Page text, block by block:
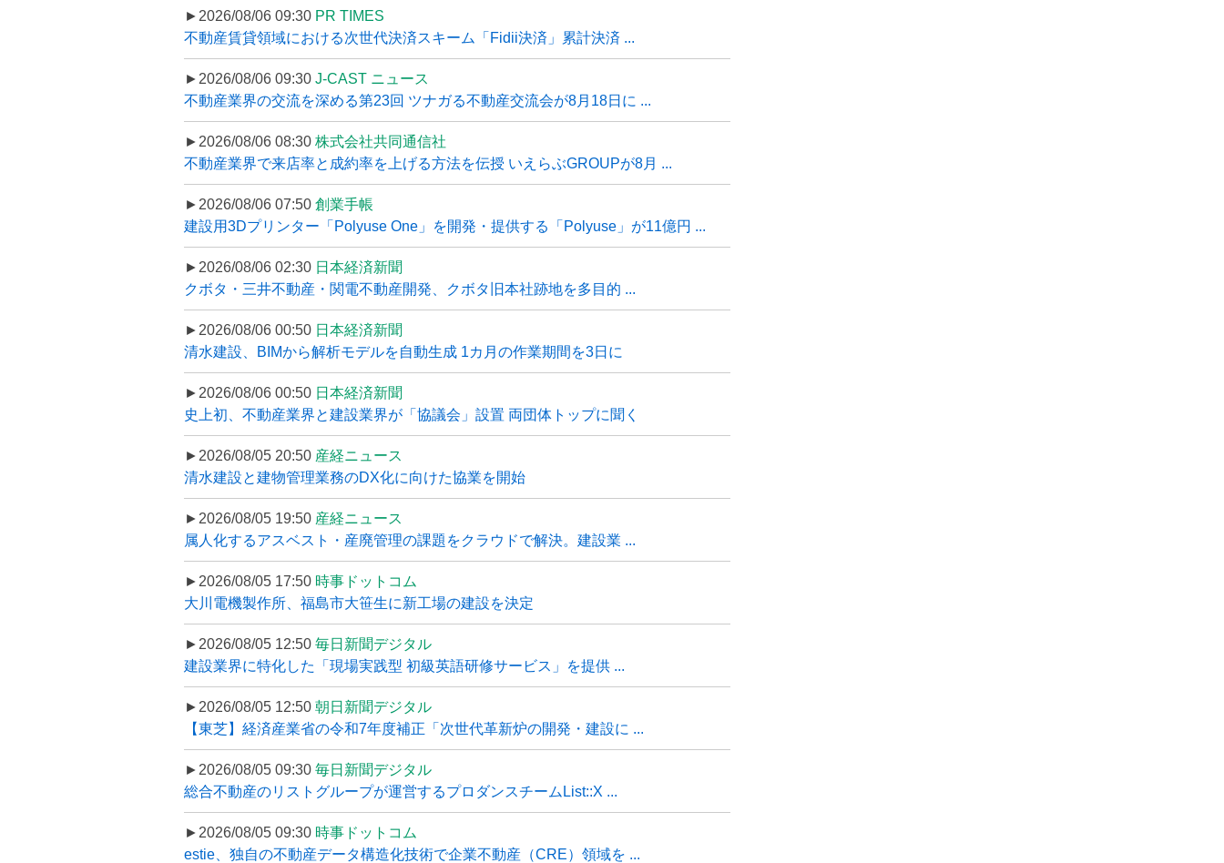
►2026/08/06 09:30 PR TIMES
不動産賃貸領域における次世代決済スキーム「Fidii決済」累計決済 ...
►2026/08/06 09:30 J-CAST ニュース
不動産業界の交流を深める第23回 ツナガる不動産交流会が8月18日に ...
►2026/08/06 08:30 株式会社共同通信社
不動産業界で来店率と成約率を上げる方法を伝授 いえらぶGROUPが8月 ...
►2026/08/06 07:50 創業手帳
建設用3Dプリンター「Polyuse One」を開発・提供する「Polyuse」が11億円 ...
►2026/08/06 02:30 日本経済新聞
クボタ・三井不動産・関電不動産開発、クボタ旧本社跡地を多目的 ...
►2026/08/06 00:50 日本経済新聞
清水建設、BIMから解析モデルを自動生成 1カ月の作業期間を3日に
►2026/08/06 00:50 日本経済新聞
史上初、不動産業界と建設業界が「協議会」設置 両団体トップに聞く
►2026/08/05 20:50 産経ニュース
清水建設と建物管理業務のDX化に向けた協業を開始
►2026/08/05 19:50 産経ニュース
属人化するアスベスト・産廃管理の課題をクラウドで解決。建設業 ...
►2026/08/05 17:50 時事ドットコム
大川電機製作所、福島市大笹生に新工場の建設を決定
►2026/08/05 12:50 毎日新聞デジタル
建設業界に特化した「現場実践型 初級英語研修サービス」を提供 ...
►2026/08/05 12:50 朝日新聞デジタル
【東芝】経済産業省の令和7年度補正「次世代革新炉の開発・建設に ...
►2026/08/05 09:30 毎日新聞デジタル
総合不動産のリストグループが運営するプロダンスチームList::X ...
►2026/08/05 09:30 時事ドットコム
estie、独自の不動産データ構造化技術で企業不動産（CRE）領域を ...